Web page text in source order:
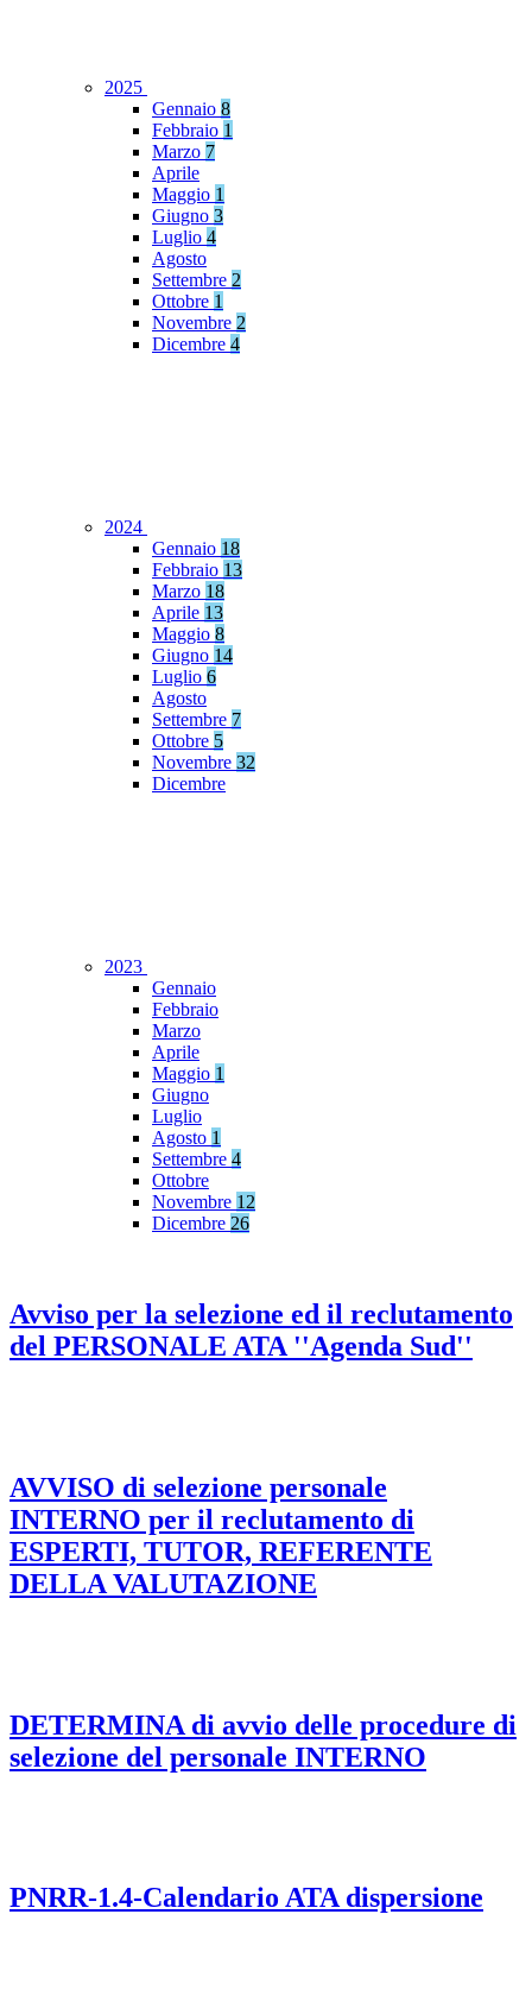
2025
Gennaio 8
Febbraio 1
Marzo 7
Aprile
Maggio 1
Giugno 3
Luglio 4
Agosto
Settembre 2
Ottobre 1
Novembre 2
Dicembre 4
2024
Gennaio 18
Febbraio 13
Marzo 18
Aprile 13
Maggio 8
Giugno 14
Luglio 6
Agosto
Settembre 7
Ottobre 5
Novembre 32
Dicembre
2023
Gennaio
Febbraio
Marzo
Aprile
Maggio 1
Giugno
Luglio
Agosto 1
Settembre 4
Ottobre
Novembre 12
Dicembre 26
Avviso per la selezione ed il reclutamento
del PERSONALE ATA ''Agenda Sud''
AVVISO di selezione personale
INTERNO per il reclutamento di
ESPERTI, TUTOR, REFERENTE
DELLA VALUTAZIONE
DETERMINA di avvio delle procedure di
selezione del personale INTERNO
PNRR-1.4-Calendario ATA dispersione